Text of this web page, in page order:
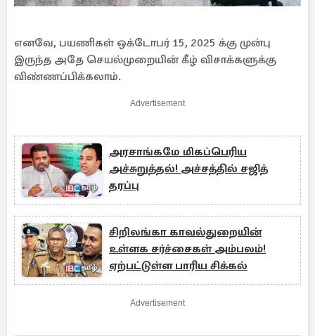
எனவே, பயணிகள் ஒக்டோபர் 15, 2025 க்கு முன்பு
இருந்த அதே செயல்முறையின் கீழ் விசாக்களுக்கு
விண்ணப்பிக்கலாம்.
Advertisement
அரசாங்கமே மிகப்பெரிய
அச்சுறுத்தல்! அச்சத்தில் சஜித்
தரப்பு
சிறிலங்கா காவல்துறையின்
உள்ளக சர்ச்சைகள் அம்பலம்!
ஏற்பட்டுள்ள பாரிய சிக்கல்
Advertisement